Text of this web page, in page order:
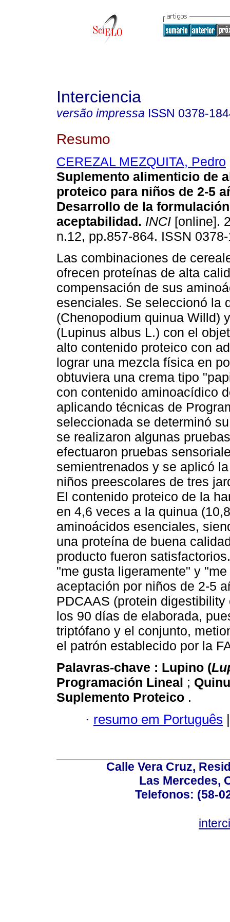
Interciencia
versão impressa ISSN 0378-
Resumo
CEREZAL MEZQUITA, Pedro
Suplemento alimenticio de
proteico para niños de 2-5
Desarrollo de la
aceptabilidad. INCI [online].
n.12, pp.857-864. ISSN
Las combinaciones de
ofrecen proteínas de alta
compensación de sus
esenciales. Se seleccionó la
(Chenopodium quinua Willd)
(Lupinus albus L.) con el
alto contenido proteico con
lograr una mezcla física en
obtuviera una crema tipo
con contenido aminoacídico
aplicando técnicas de
seleccionada se determinó
se realizaron algunas
efectuaron pruebas
semientrenados y se aplicó
niños preescolares de tres
El contenido proteico de la
en 4,6 veces a la quinua
aminoácidos esenciales,
una proteína de buena
producto fueron
"me gusta ligeramente" y
aceptación por niños de 2-5
PDCAAS (protein
los 90 días de elaborada,
triptófano y el conjunto,
el patrón establecido por la
Palavras-chave : Lupino (
Programación Lineal ;
Suplemento Proteico .
· resumo em Português |
Calle Vera Cruz,
Las Mercedes,
Telefonos: (58-